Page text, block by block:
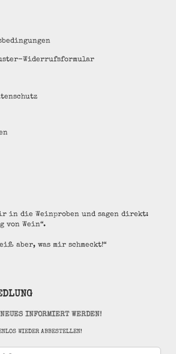
Widerrufsformular
in die Weinproben und sagen direkt:
von Wein“.
aber, was mir schmeckt!“
INFORMIERT WERDEN!
WIEDER ABBESTELLEN!